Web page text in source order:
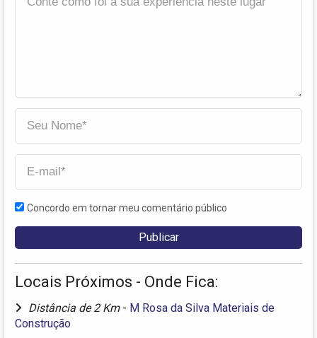
Concordo em tornar meu comentário público
Locais Próximos - Onde Fica:
Distância de 2 Km - M Rosa da Silva Materiais de
Construção